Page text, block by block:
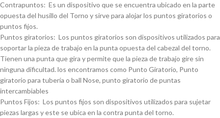
Contrapuntos: Es un dispositivo que se encuentra ubicado en la parte
opuesta del husillo del Torno y sirve para alojar los puntos giratorios o
puntos fijos.
Puntos giratorios: Los puntos giratorios son dispositivos utilizados para
soportar la pieza de trabajo en la punta opuesta del cabezal del torno.
Tienen una punta que gira y permite que la pieza de trabajo gire sin
ninguna dificultad. los encontramos como Punto Giratorio, Punto
giratorio para tuberí­a o ball Nose, punto giratorio de puntas
intercambiables
Puntos Fijos: Los puntos fijos son dispositivos utilizados para sujetar
piezas largas y este se ubica en la contra punta del torno.